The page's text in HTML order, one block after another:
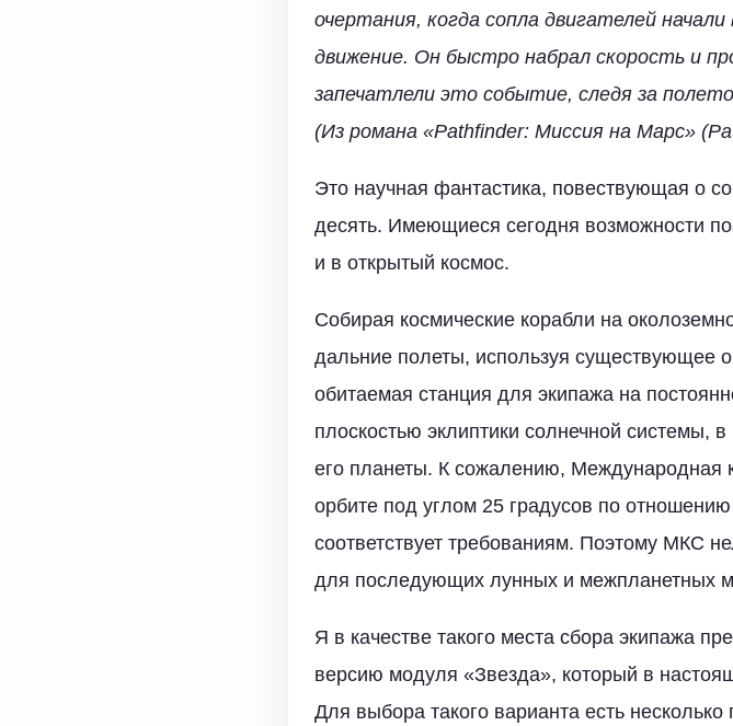
очертания, когда сопла двигателей
движение. Он быстро набрал скорость и
запечатлели это событие, следя за
(Из романа «Pathfinder: Миссия на Марс»
Это научная фантастика, повествующая о
десять. Имеющиеся сегодня возможности
и в открытый космос.
Собирая космические корабли на
дальние полеты, используя существующее
обитаемая станция для экипажа на
плоскостью эклиптики солнечной системы,
его планеты. К сожалению, Международная
орбите под углом 25 градусов по отношению
соответствует требованиям. Поэтому МКС
для последующих лунных и межпланетных
Я в качестве такого места сбора экипажа
версию модуля «Звезда», который в
Для выбора такого варианта есть